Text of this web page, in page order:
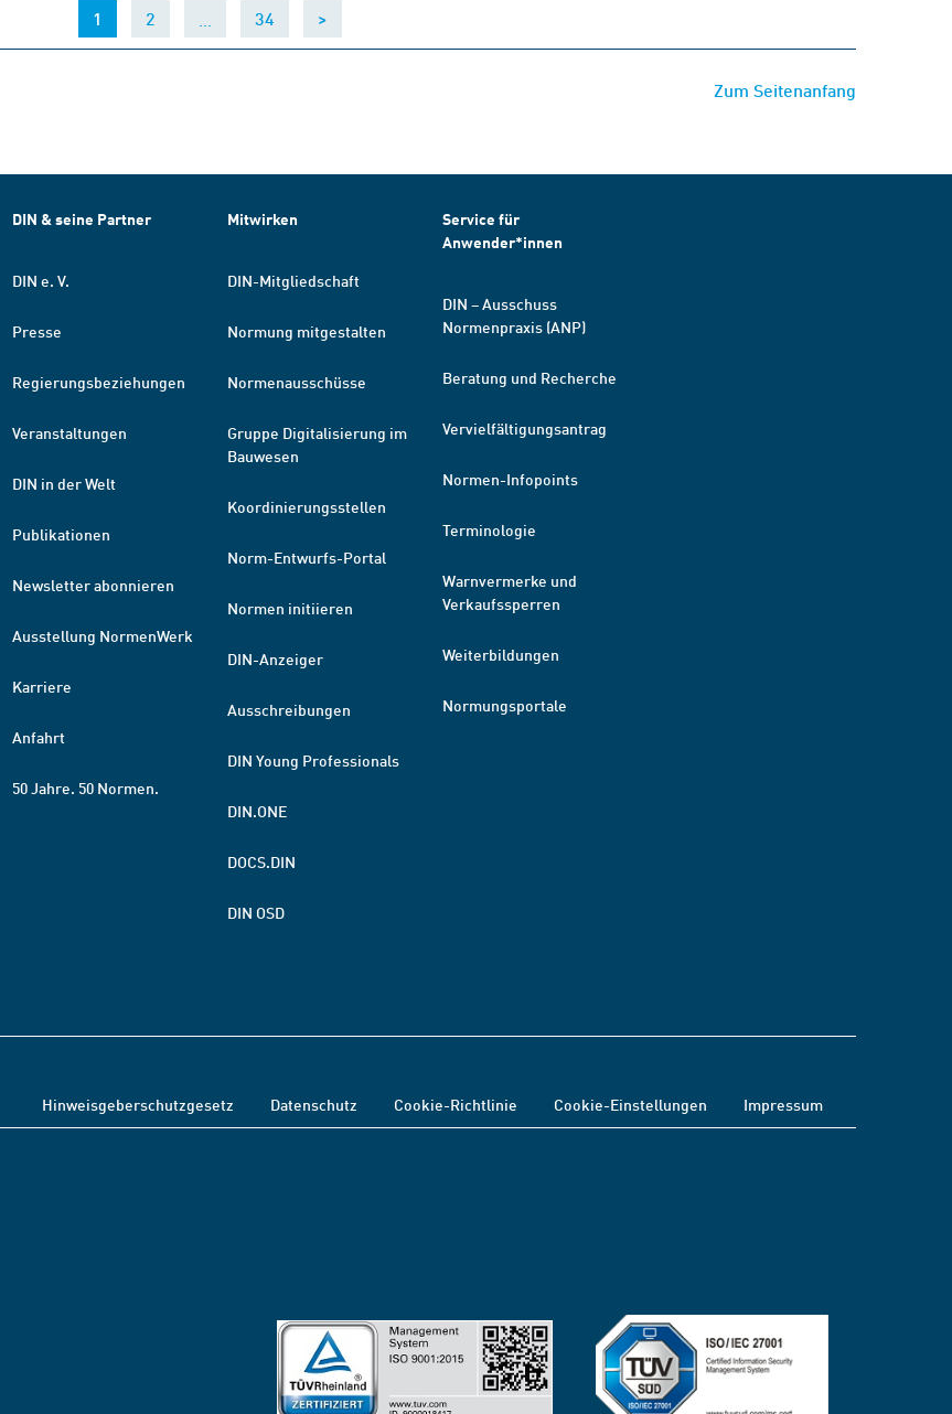
1 (current)
2 34 >
Zum Seitenanfang
DIN & seine Partner
DIN e. V.
Presse
Regierungsbeziehungen
Veranstaltungen
DIN in der Welt
Publikationen
Newsletter abonnieren
Ausstellung NormenWerk
Karriere
Anfahrt
50 Jahre. 50 Normen.
Mitwirken
DIN-Mitgliedschaft
Normung mitgestalten
Normenausschüsse
Gruppe Digitalisierung im
Bauwesen
Koordinierungsstellen
Norm-Entwurfs-Portal
Normen initiieren
DIN-Anzeiger
Ausschreibungen
DIN Young Professionals
DIN.ONE
DOCS.DIN
DIN OSD
Service für
Anwender*innen
DIN – Ausschuss
Normenpraxis (ANP)
Beratung und Recherche
Vervielfältigungsantrag
Normen-Infopoints
Terminologie
Warnvermerke und
Verkaufssperren
Weiterbildungen
Normungsportale
Hinweisgeberschutzgesetz Datenschutz Cookie-Richtlinie Cookie-Einstellungen Impressum